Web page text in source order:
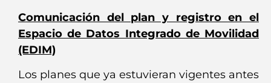
Comunicación del plan y registro en el
Espacio de Datos Integrado de Movilidad
(EDIM)
Los planes que ya estuvieran vigentes antes